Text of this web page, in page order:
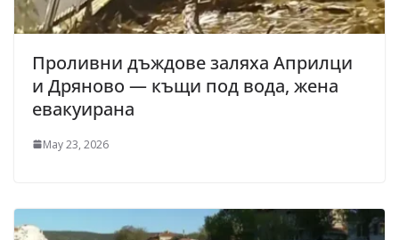
Проливни дъждове заляха Априлци
и Дряново — къщи под вода, жена
евакуирана
May 23, 2026